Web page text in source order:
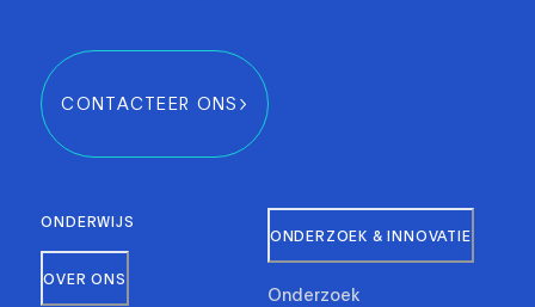
CONTACTEER ONS
ONDERWIJS
OVER ONS
ONDERZOEK & INNOVATIE
Onderzoek